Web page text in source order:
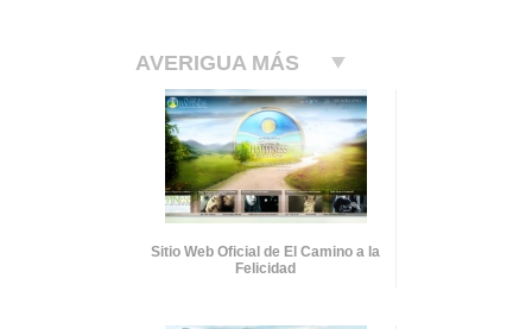
AVERIGUA MÁS
Sitio Web Oficial de El Camino a la
Felicidad